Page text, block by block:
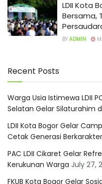
LDII Kota
Bersama,
BY ADMIN
Recent Posts
Warga Usia Istimewa LDII
Selatan Gelar Silaturahim
LDII Kota Bogor Gelar
Cetak Generasi Berkarakter
PAC LDII Cikaret Gelar
Kerukunan Warga July 27,
FKUB Kota Bogor Gelar